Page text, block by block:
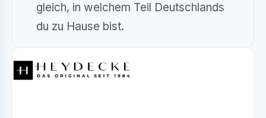
gleich, in welchem Teil Deutschlands
du zu Hause bist.